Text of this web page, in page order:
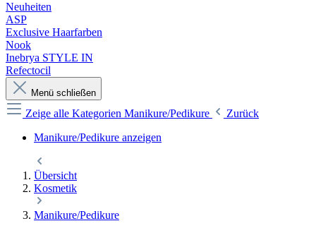
Neuheiten
ASP
Exclusive Haarfarben
Nook
Inebrya STYLE IN
Refectocil
Menü schließen
Zeige alle Kategorien Manikure/Pedikure
Zurück
Manikure/Pedikure anzeigen
Übersicht
Kosmetik
Manikure/Pedikure